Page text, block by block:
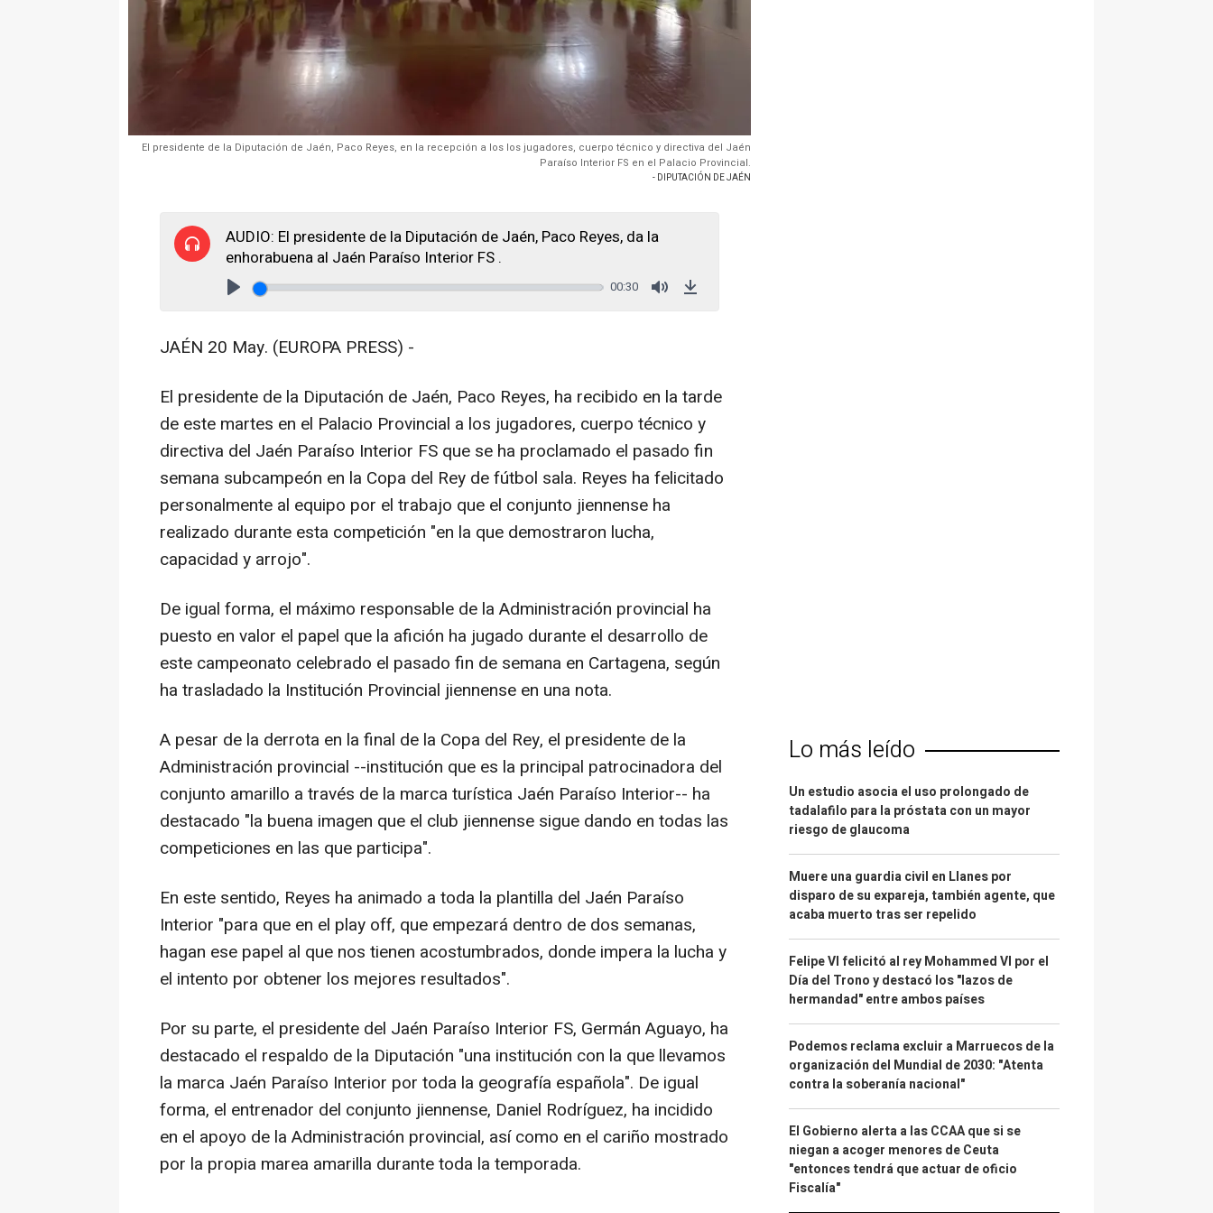
El presidente de la Diputación de Jaén, Paco Reyes, en la recepción a los los jugadores, cuerpo técnico y directiva del Jaén
Paraíso Interior FS en el Palacio Provincial.
- DIPUTACIÓN DE JAÉN
AUDIO: El presidente de la Diputación de Jaén, Paco Reyes, da la
enhorabuena al Jaén Paraíso Interior FS .
00:30
JAÉN 20 May. (EUROPA PRESS) -
El presidente de la Diputación de Jaén, Paco Reyes, ha recibido en la tarde
de este martes en el Palacio Provincial a los jugadores, cuerpo técnico y
directiva del Jaén Paraíso Interior FS que se ha proclamado el pasado fin
semana subcampeón en la Copa del Rey de fútbol sala. Reyes ha felicitado
personalmente al equipo por el trabajo que el conjunto jiennense ha
realizado durante esta competición "en la que demostraron lucha,
capacidad y arrojo".
De igual forma, el máximo responsable de la Administración provincial ha
puesto en valor el papel que la afición ha jugado durante el desarrollo de
este campeonato celebrado el pasado fin de semana en Cartagena, según
ha trasladado la Institución Provincial jiennense en una nota.
A pesar de la derrota en la final de la Copa del Rey, el presidente de la
Administración provincial --institución que es la principal patrocinadora del
conjunto amarillo a través de la marca turística Jaén Paraíso Interior-- ha
destacado "la buena imagen que el club jiennense sigue dando en todas las
competiciones en las que participa".
En este sentido, Reyes ha animado a toda la plantilla del Jaén Paraíso
Interior "para que en el play off, que empezará dentro de dos semanas,
hagan ese papel al que nos tienen acostumbrados, donde impera la lucha y
el intento por obtener los mejores resultados".
Por su parte, el presidente del Jaén Paraíso Interior FS, Germán Aguayo, ha
destacado el respaldo de la Diputación "una institución con la que llevamos
la marca Jaén Paraíso Interior por toda la geografía española". De igual
forma, el entrenador del conjunto jiennense, Daniel Rodríguez, ha incidido
en el apoyo de la Administración provincial, así como en el cariño mostrado
por la propia marea amarilla durante toda la temporada.
Lo más leído
Un estudio asocia el uso prolongado de
tadalafilo para la próstata con un mayor
riesgo de glaucoma
Muere una guardia civil en Llanes por
disparo de su expareja, también agente, que
acaba muerto tras ser repelido
Felipe VI felicitó al rey Mohammed VI por el
Día del Trono y destacó los "lazos de
hermandad" entre ambos países
Podemos reclama excluir a Marruecos de la
organización del Mundial de 2030: "Atenta
contra la soberanía nacional"
El Gobierno alerta a las CCAA que si se
niegan a acoger menores de Ceuta
"entonces tendrá que actuar de oficio
Fiscalía"